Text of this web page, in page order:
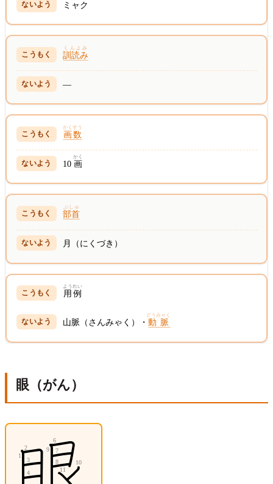
ミャク
訓読み
くんよみ
—
画数
かくすう
10 画
かく
部首
ぶしゅ
月（にくづき）
用例
ようれい
山脈（さんみゃく）・動脈
どうみゃく
眼（がん）